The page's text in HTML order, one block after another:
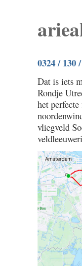
0324 / 130
Dat is iets
Rondje
het
vliegveld